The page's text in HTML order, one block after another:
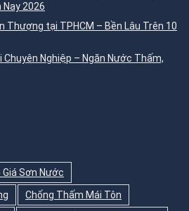
Nay 2026
Thượng tại TPHCM – Bền Lâu Trên 10
Nghiệp – Ngăn Nước Thấm,
Giá Sơn Nước
Chống Thấm Mái Tôn